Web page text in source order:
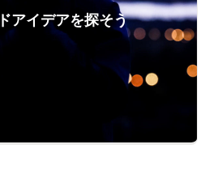
アイデアを探そう